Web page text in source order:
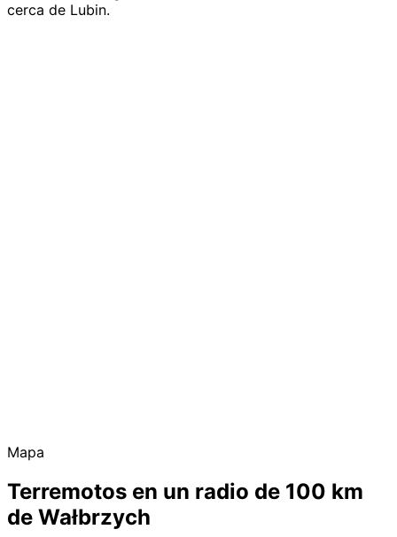
cerca de Lubin.
Mapa
Terremotos en un radio de 100 km
de Wałbrzych